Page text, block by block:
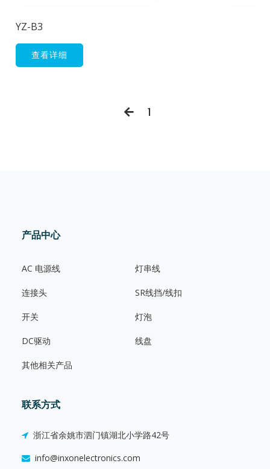
YZ-B3
查看详细
1
产品中心
AC 电源线 灯串线
连接头 SR线挡/线扣
开关 灯泡
DC驱动 线盘
其他相关产品
联系方式
浙江省余姚市泗门镇湖北小学路42号
info@inxonelectronics.com